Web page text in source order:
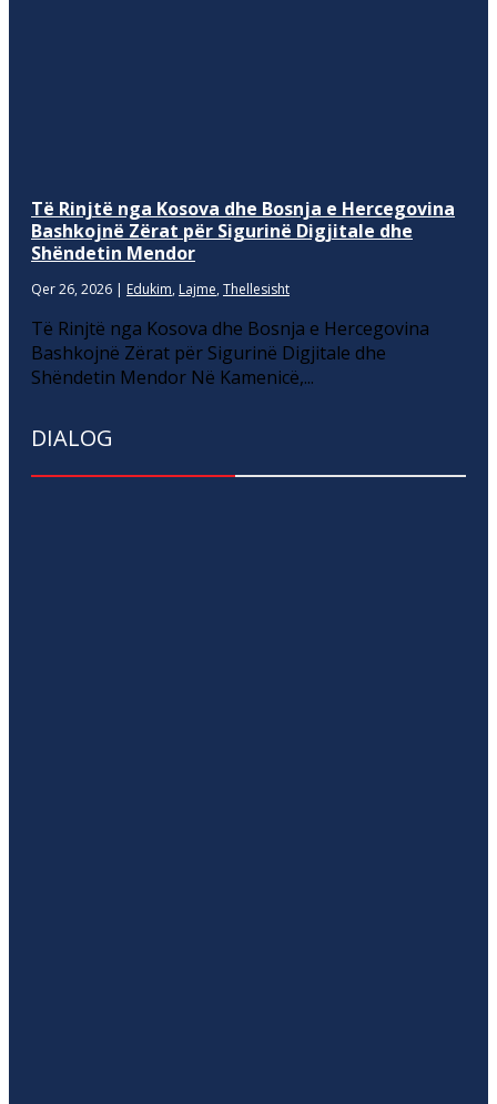
Të Rinjtë nga Kosova dhe Bosnja e Hercegovina
Bashkojnë Zërat për Sigurinë Digjitale dhe
Shëndetin Mendor
Qer 26, 2026 | Edukim, Lajme, Thellesisht
Të Rinjtë nga Kosova dhe Bosnja e Hercegovina
Bashkojnë Zërat për Sigurinë Digjitale dhe
Shëndetin Mendor Në Kamenicë,...
DIALOG